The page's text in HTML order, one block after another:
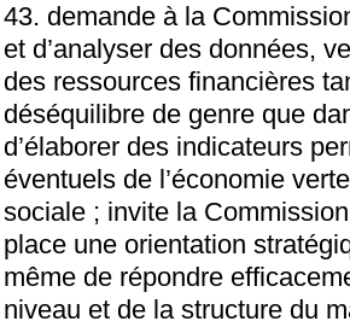
43. demande à la
et d’analyser des données,
des ressources financières
déséquilibre de genre que
d’élaborer des indicateurs
éventuels de l’économie
sociale ; invite la
place une orientation
même de répondre
niveau et de la structure du